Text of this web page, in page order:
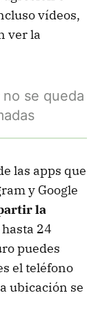
vídeos,
ver la
se queda
las apps que
y Google
la
24
puedes
el teléfono
ubicación se